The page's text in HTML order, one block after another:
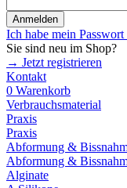
Anmelden
Ich habe mein Passwort
Sie sind neu im Shop?
→ Jetzt registrieren
Kontakt
0 Warenkorb
Verbrauchsmaterial
Praxis
Praxis
Abformung &
Abformung &
Alginate